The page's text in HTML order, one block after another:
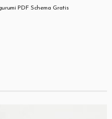
PDF Schema Gratis